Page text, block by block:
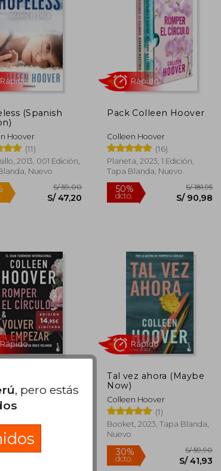
10% S/ 9,90
S/ 8,91
10%
dcto.
(Spanish
Hoover
(11)
2013, 001 Edición,
Nuevo
20%
dcto.
Rápido
Pack Colleen Hoover
Colleen Hoover
(16)
Planeta, 2023, 1 Edición,
Tapa Blanda, Nuevo
50%
dcto.
Rápido
+ Volver a
Hoover
2025, Tapa Dura,
Tal vez ahora (Maybe
Now)
Colleen Hoover
(1)
Booket, 2023, Tapa Blanda,
Nuevo
, pero estás